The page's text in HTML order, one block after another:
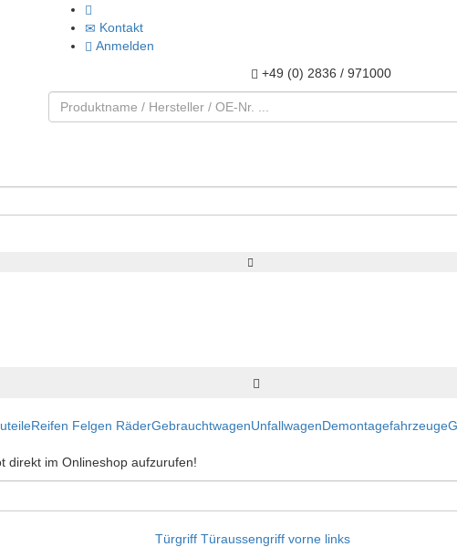
Kontakt
Anmelden
+49 (0) 2836 / 971000
Reifen Felgen RäderGebrauchtwagenUnfallwagenDemontagefahrzeuge
direkt im Onlineshop aufzurufen!
Türgriff Türaussengriff vorne links